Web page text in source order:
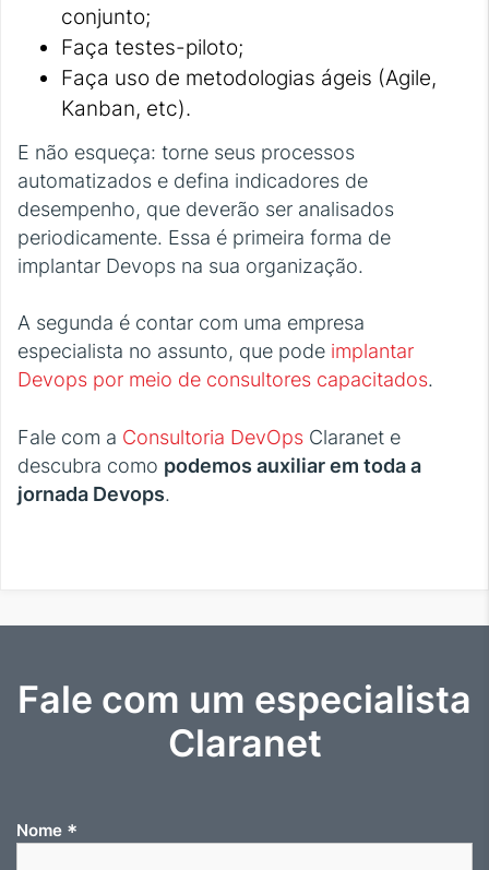
conjunto;
Faça testes-piloto;
Faça uso de metodologias ágeis (Agile,
Kanban, etc).
E não esqueça: torne seus processos
automatizados e defina indicadores de
desempenho, que deverão ser analisados
periodicamente. Essa é primeira forma de
implantar Devops na sua organização.
A segunda é contar com uma empresa
especialista no assunto, que pode implantar
Devops por meio de consultores capacitados.
Fale com a Consultoria DevOps Claranet e
descubra como podemos auxiliar em toda a
jornada Devops.
Fale com um especialista
Claranet
Nome *